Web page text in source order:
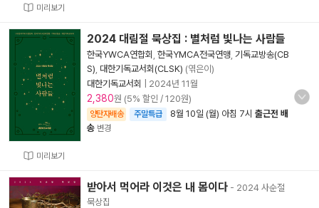
미리보기
미리보기
2024 대림절 묵상집 : 별처럼 빛나는 사람들
한국YWCA연합회 한국YMCA전국연맹 기독교방송(CB
S) 대한기독교서회(CLSK) (엮은이)
대한기독교서회
2024년 11월
2,380원 (5% 할인 / 120원)
양탄자배송 주말특급 8월 10일 (월) 아침 7시 출근전 배
송 변경
받아서 먹어라 이것은 내 몸이다 - 2024 사순절
묵상집